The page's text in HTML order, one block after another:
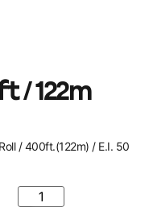
/ 122m
/ 400ft.(122m) / E.I. 50